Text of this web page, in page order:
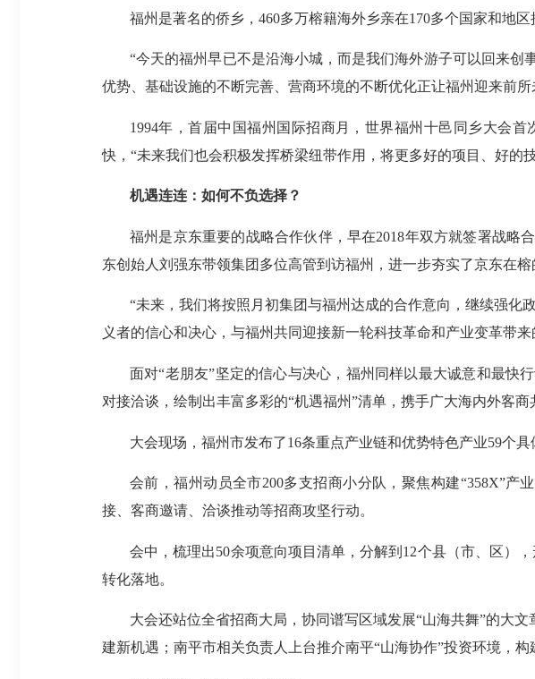
福州是著名的侨乡，460多万榕籍海外乡亲在170多个国家和地
“今天的福州早已不是沿海小城，而是我们海外游子可以回来创
优势、基础设施的不断完善、营商环境的不断优化正让福州迎来前
1994年，首届中国福州国际招商月，世界福州十邑同乡大会
快，“未来我们也会积极发挥桥梁纽带作用，将更多好的项目、好的
机遇连连：如何不负选择？
福州是京东重要的战略合作伙伴，早在2018年双方就签署战略
东创始人刘强东带领集团多位高管到访福州，进一步夯实了京东在榕
“未来，我们将按照月初集团与福州达成的合作意向，继续强化
义者的信心和决心，与福州共同迎接新一轮科技革命和产业变革带来
面对“老朋友”坚定的信心与决心，福州同样以最大诚意和最快
对接洽谈，绘制出丰富多彩的“机遇福州”清单，携手广大海内外客商
大会现场，福州市发布了16条重点产业链和优势特色产业59个
会前，福州动员全市200多支招商小分队，聚焦构建“358X”
接、客商邀请、洽谈推动等招商攻坚行动。
会中，梳理出50余项意向项目清单，分解到12个县（市、区）
转化落地。
大会还站位全省招商大局，协同谱写区域发展“山海共舞”的大
建新机遇；南平市相关负责人上台推介南平“山海协作”投资环境，构